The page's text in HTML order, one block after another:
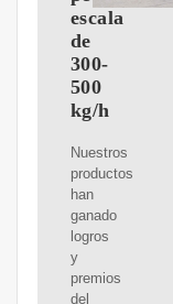
escala
de
300-
500
kg/h
Nuestros
productos
han
ganado
logros
y
premios
del